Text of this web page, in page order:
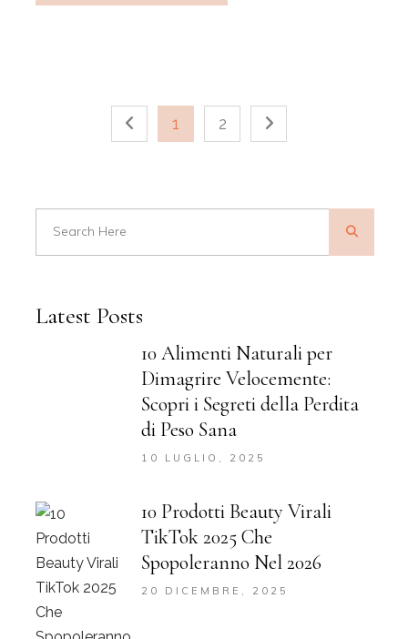
1 2
Latest Posts
10 Alimenti Naturali per
Dimagrire Velocemente:
Scopri i Segreti della Perdita
di Peso Sana
10 LUGLIO, 2025
10 Prodotti Beauty Virali
TikTok 2025 Che
Spopoleranno Nel 2026
20 DICEMBRE, 2025